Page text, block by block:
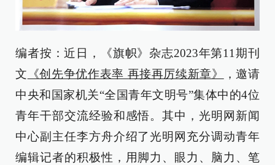
编者按：近日，《旗帜》杂志2023年第11期刊
文 《创先争优作表率 再接再厉续新章》
，邀请
中央和国家机关“全国青年文明号”集体中的4位
青年干部交流经验和感悟。其中，光明网新闻
中心副主任李方舟介绍了光明网充分调动青年
编辑记者的积极性，用脚力、眼力、脑力、笔